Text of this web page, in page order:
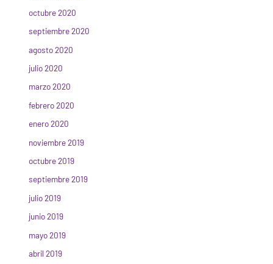
octubre 2020
septiembre 2020
agosto 2020
julio 2020
marzo 2020
febrero 2020
enero 2020
noviembre 2019
octubre 2019
septiembre 2019
julio 2019
junio 2019
mayo 2019
abril 2019